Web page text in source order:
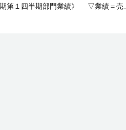
期第１四半期部門業績》 ▽業績＝売